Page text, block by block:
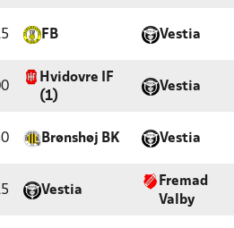
FB Vestia
Hvidovre IF
(1)
Vestia
Brønshøj BK Vestia
Vestia
Fremad
Valby